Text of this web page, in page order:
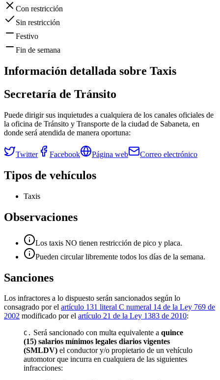
Con restricción
Sin restricción
Festivo
Fin de semana
Información detallada sobre Taxis
Secretaría de Tránsito
Puede dirigir sus inquietudes a cualquiera de los canales oficiales de
la oficina de Tránsito y Transporte de la ciudad de Sabaneta, en
donde será atendida de manera oportuna:
Twitter Facebook Página web Correo electrónico
Tipos de vehículos
Taxis
Observaciones
Los taxis NO tienen restricción de pico y placa.
Pueden circular libremente todos los días de la semana.
Sanciones
Los infractores a lo dispuesto serán sancionados según lo
consagrado por el artículo 131 literal C numeral 14 de la Ley 769 de
2002 modificado por el artículo 21 de la Ley 1383 de 2010:
C. Será sancionado con multa equivalente a quince
(15) salarios mínimos legales diarios vigentes
(SMLDV) el conductor y/o propietario de un vehículo
automotor que incurra en cualquiera de las siguientes
infracciones: